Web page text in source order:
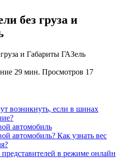
без груза и
29 мин. Просмотров 17
возникнуть, если в шинах
автомобиль
автомобиль? Как узнать вес
в режиме онлайн